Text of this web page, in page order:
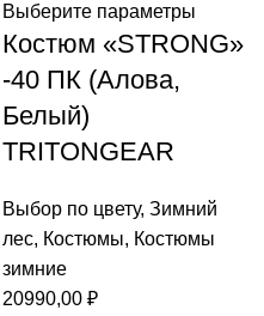
Выберите параметры
Костюм «STRONG»
-40 ПК (Алова,
Белый)
TRITONGEAR
Выбор по цвету, Зимний
лес, Костюмы, Костюмы
зимние
20990,00 ₽